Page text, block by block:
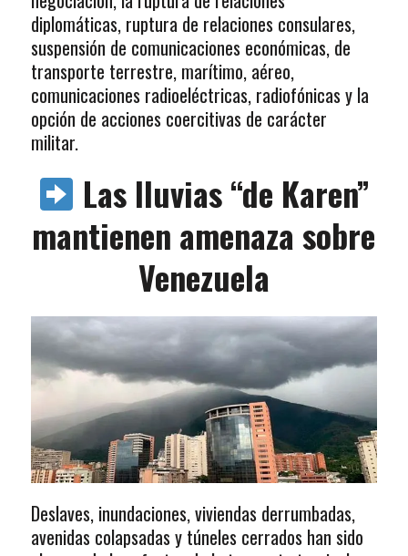
diplomáticas, ruptura de relaciones consulares,
suspensión de comunicaciones económicas, de
transporte terrestre, marítimo, aéreo,
comunicaciones radioeléctricas, radiofónicas y la
opción de acciones coercitivas de carácter
militar.
Las lluvias “de Karen”
mantienen amenaza sobre
Venezuela
Deslaves, inundaciones, viviendas derrumbadas,
avenidas colapsadas y túneles cerrados han sido